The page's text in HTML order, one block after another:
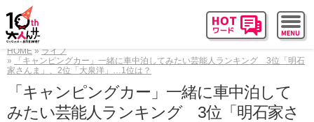
HOME
ライフ
「キャンピングカー」一緒に車中泊してみたい芸能人ランキング 3位「明石
家さんま」、2位「大泉洋」…1位は？
「キャンピングカー」一緒に車中泊して
みたい芸能人ランキング 3位「明石家さ